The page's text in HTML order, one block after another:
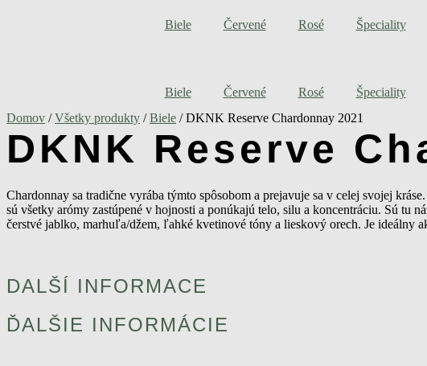
Biele Červené Rosé Špeciality
Biele Červené Rosé Špeciality
Domov /Všetky produkty /Biele / DKNK Reserve Chardonnay 2021
DKNK Reserve
Chardonnay sa tradične vyrába týmto spôsobom a prejavuje sa v celej svojej
sú všetky arómy zastúpené v hojnosti a ponúkajú telo, silu a koncentráciu. Sú
čerstvé jablko, marhuľa/džem, ľahké kvetinové tóny a lieskový orech. Je ideálny
DALŠÍ INFORMACE
ĎALŠIE INFORMÁCIE